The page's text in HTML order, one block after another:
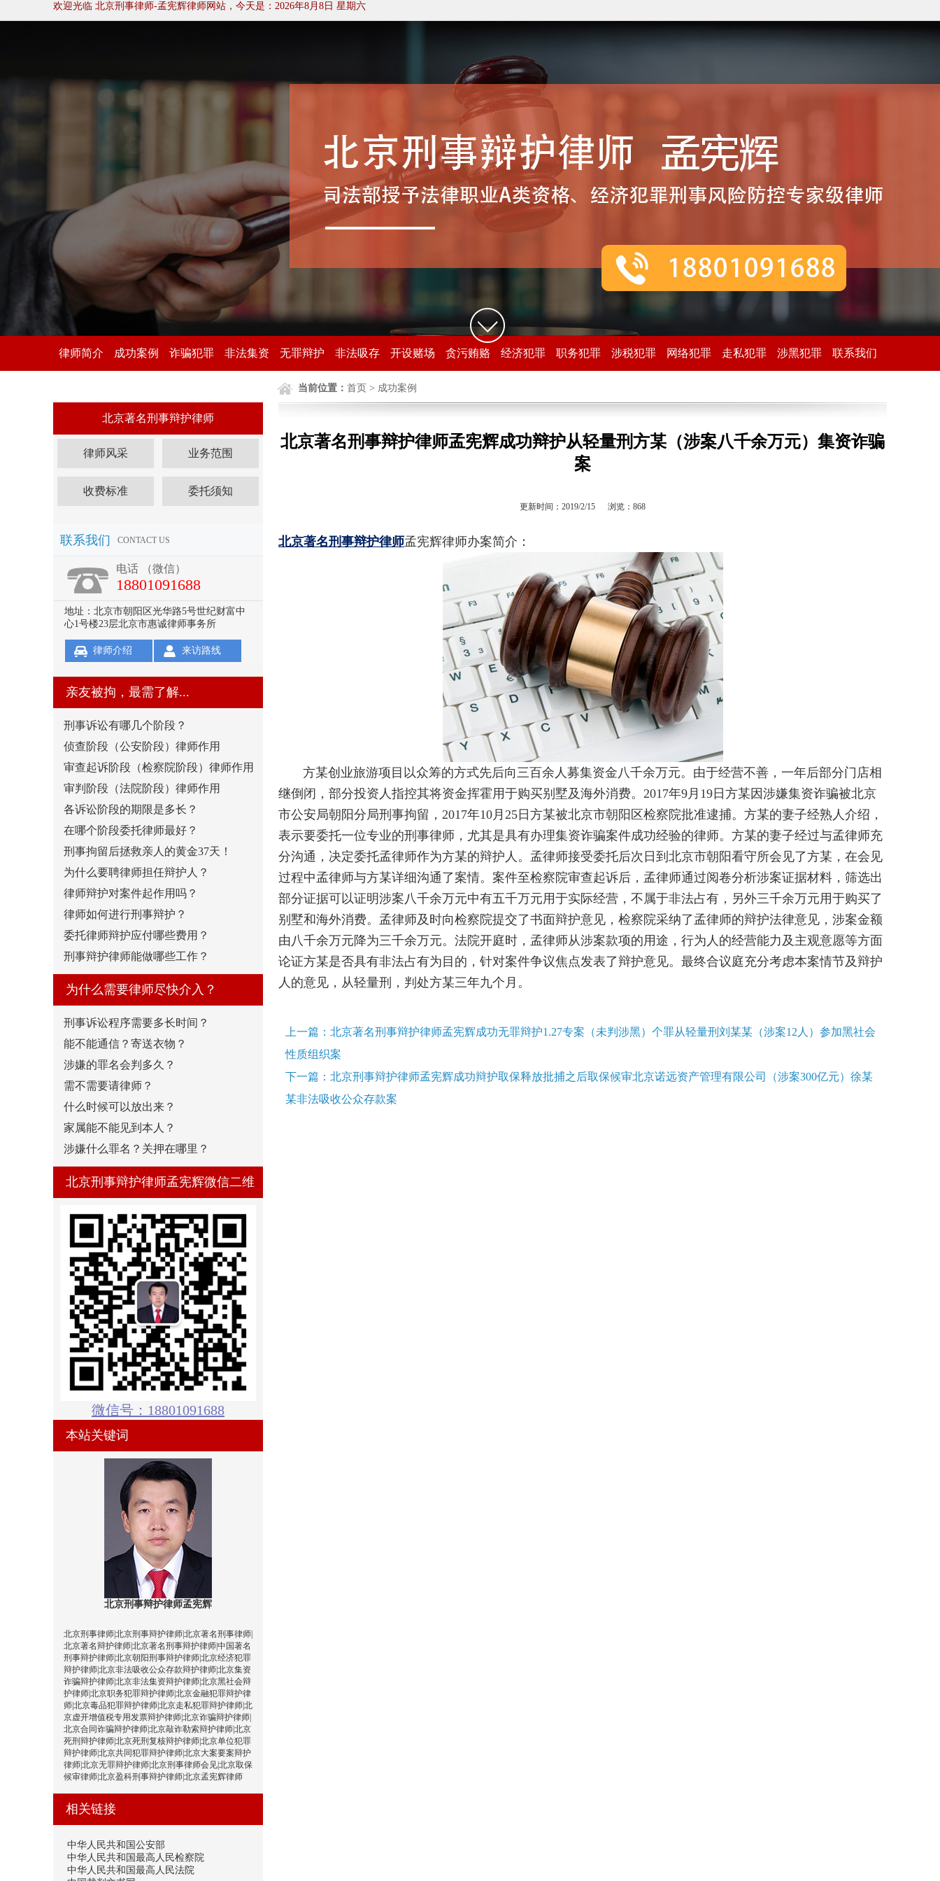
欢迎光临 北京刑事律师-孟宪辉律师网站 ，今天是：2026年8月8日 星期六
律师简介 成功案例 诈骗犯罪 非法集资 无罪辩护 非法吸存 开设赌场 贪污贿赂 经济犯罪 职务犯罪 涉税犯罪 网络犯罪 走私犯罪 涉黑犯罪 联系我们
当前位置： 首页 > 成功案例
北京著名刑事辩护律师孟宪辉成功辩护从轻量刑方某（涉案八千余万元）集资诈骗
案
更新时间：2019/2/15 浏览： 868
北京著名刑事辩护律师孟宪辉律师办案简介：
方某创业旅游项目以众筹的方式先后向三百余人募集资金八千余万元。由于经营不善，一年后部分门店相
继倒闭，部分投资人指控其将资金挥霍用于购买别墅及海外消费。2017年9月19日方某因涉嫌集资诈骗被北京
市公安局朝阳分局刑事拘留，2017年10月25日方某被北京市朝阳区检察院批准逮捕。方某的妻子经熟人介绍，
表示要委托一位专业的刑事律师，尤其是具有办理集资诈骗案件成功经验的律师。方某的妻子经过与孟律师充
分沟通，决定委托孟律师作为方某的辩护人。孟律师接受委托后次日到北京市朝阳看守所会见了方某，在会见
过程中孟律师与方某详细沟通了案情。案件至检察院审查起诉后，孟律师通过阅卷分析涉案证据材料，筛选出
部分证据可以证明涉案八千余万元中有五千万元用于实际经营，不属于非法占有，另外三千余万元用于购买了
别墅和海外消费。孟律师及时向检察院提交了书面辩护意见，检察院采纳了孟律师的辩护法律意见，涉案金额
由八千余万元降为三千余万元。法院开庭时，孟律师从涉案款项的用途，行为人的经营能力及主观意愿等方面
论证方某是否具有非法占有为目的，针对案件争议焦点发表了辩护意见。最终合议庭充分考虑本案情节及辩护
人的意见，从轻量刑，判处方某三年九个月。
上一篇：北京著名刑事辩护律师孟宪辉成功无罪辩护1.27专案（未判涉黑）个罪从轻量刑刘某某（涉案12人）参加黑社会
性质组织案
下一篇：北京刑事辩护律师孟宪辉成功辩护取保释放批捕之后取保候审北京诺远资产管理有限公司（涉案300亿元）徐某
某非法吸收公众存款案
北京著名刑事辩护律师
律师风采 业务范围
收费标准 委托须知
联系我们 CONTACT US
电话 （微信）
18801091688
地址：北京市朝阳区光华路5号世纪财富中
心1号楼23层北京市惠诚律师事务所
律师介绍 来访路线
亲友被拘，最需了解...
刑事诉讼有哪几个阶段？
侦查阶段（公安阶段）律师作用
审查起诉阶段（检察院阶段）律师作用
审判阶段（法院阶段）律师作用
各诉讼阶段的期限是多长？
在哪个阶段委托律师最好？
刑事拘留后拯救亲人的黄金37天！
为什么要聘律师担任辩护人？
律师辩护对案件起作用吗？
律师如何进行刑事辩护？
委托律师辩护应付哪些费用？
刑事辩护律师能做哪些工作？
为什么需要律师尽快介入？
刑事诉讼程序需要多长时间？
能不能通信？寄送衣物？
涉嫌的罪名会判多久？
需不需要请律师？
什么时候可以放出来？
家属能不能见到本人？
涉嫌什么罪名？关押在哪里？
北京刑事辩护律师孟宪辉微信二维
码
微信号：18801091688
本站关键词
北京刑事辩护律师孟宪辉
北京刑事律师|北京刑事辩护律师|北京著名刑事律师|
北京著名辩护律师|北京著名刑事辩护律师|中国著名
刑事辩护律师|北京朝阳刑事辩护律师|北京经济犯罪
辩护律师|北京非法吸收公众存款辩护律师|北京集资
诈骗辩护律师|北京非法集资辩护律师|北京黑社会辩
护律师|北京职务犯罪辩护律师|北京金融犯罪辩护律
师|北京毒品犯罪辩护律师|北京走私犯罪辩护律师|北
京虚开增值税专用发票辩护律师|北京诈骗辩护律师|
北京合同诈骗辩护律师|北京敲诈勒索辩护律师|北京
死刑辩护律师|北京死刑复核辩护律师|北京单位犯罪
辩护律师|北京共同犯罪辩护律师|北京大案要案辩护
律师|北京无罪辩护律师|北京刑事律师会见|北京取保
候审律师|北京盈科刑事辩护律师|北京孟宪辉律师
相关链接
中华人民共和国公安部
中华人民共和国最高人民检察院
中华人民共和国最高人民法院